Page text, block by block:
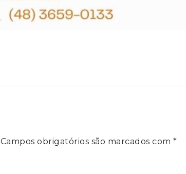
Campos obrigatórios são marcados com *